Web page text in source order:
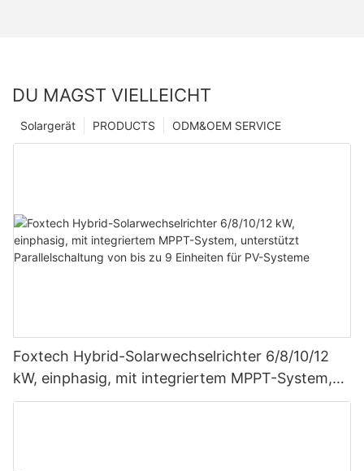
DU MAGST VIELLEICHT
ODM&OEM SERVICE
PRODUCTS
Solargerät
Foxtech Hybrid-Solarwechselrichter 6/8/10/12
kW, einphasig, mit integriertem MPPT-System,
unterstützt Parallelschaltung von bis zu 9